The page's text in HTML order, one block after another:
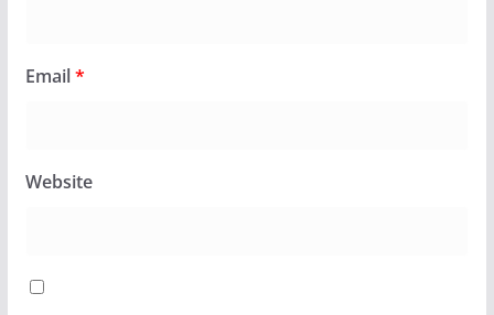
Email*
Website